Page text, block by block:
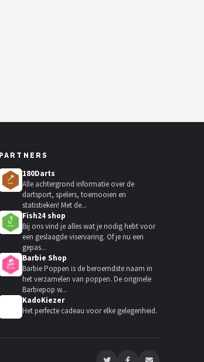
PARTNERS
180Darts
Alle achtergrond informatie over de
dartsport, spelers, toernooien en
statistieken! Met de...
Fish24 shop
Bij ons vind je alles wat je nodig hebt voor
een geslaagde viservaring. Of je nu een
gepas...
Barbie Shop
Barbie Poppen is de beroemdste naam in
het verzamelen van poppen. De originele
Barbiepop w...
KadoKiezer
Het perfecte cadeau voor elke gelegenheid.